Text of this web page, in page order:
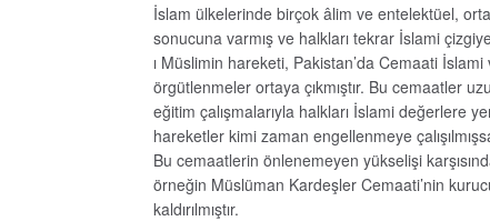
İslam ülkelerinde birçok âlim ve entelektüel,
sonucuna varmış ve halkları tekrar İslami
ı Müslimin hareketi, Pakistan’da Cemaati
örgütlenmeler ortaya çıkmıştır. Bu cemaatler
eğitim çalışmalarıyla halkları İslami değerlere
hareketler kimi zaman engellenmeye
Bu cemaatlerin önlenemeyen yükselişi
örneğin Müslüman Kardeşler Cemaati’nin
kaldırılmıştır.